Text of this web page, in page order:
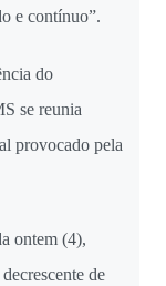
e contínuo”.
do
se reunia
provocado pela
ontem (4),
de